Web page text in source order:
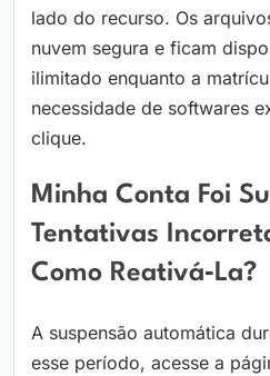
lado do recurso. Os
nuvem segura e ficam
ilimitado enquanto a
necessidade de softwares
clique.
Minha Conta Foi
Tentativas
Como Reativá‑la?
A suspensão automática
esse período, acesse a